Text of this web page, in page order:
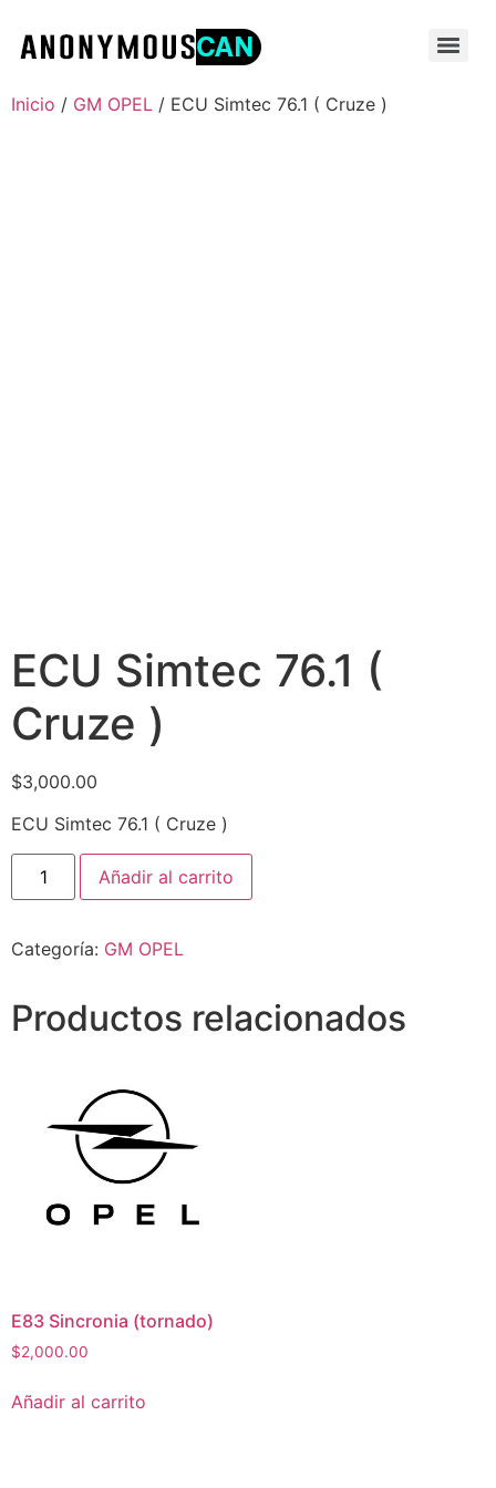
Inicio / GM OPEL / ECU Simtec 76.1 ( Cruze )
ECU Simtec 76.1 (
Cruze )
$3,000.00
ECU Simtec 76.1 ( Cruze )
Añadir al carrito
Categoría: GM OPEL
Productos relacionados
E83 Sincronia (tornado)
$2,000.00
Añadir al carrito